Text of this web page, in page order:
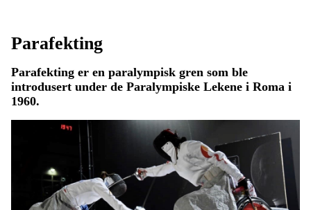
Parafekting
Parafekting er en paralympisk gren som ble
introdusert under de Paralympiske Lekene i Roma i
1960.